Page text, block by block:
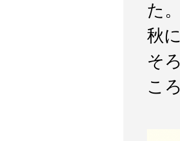
た
秋
そ
こ